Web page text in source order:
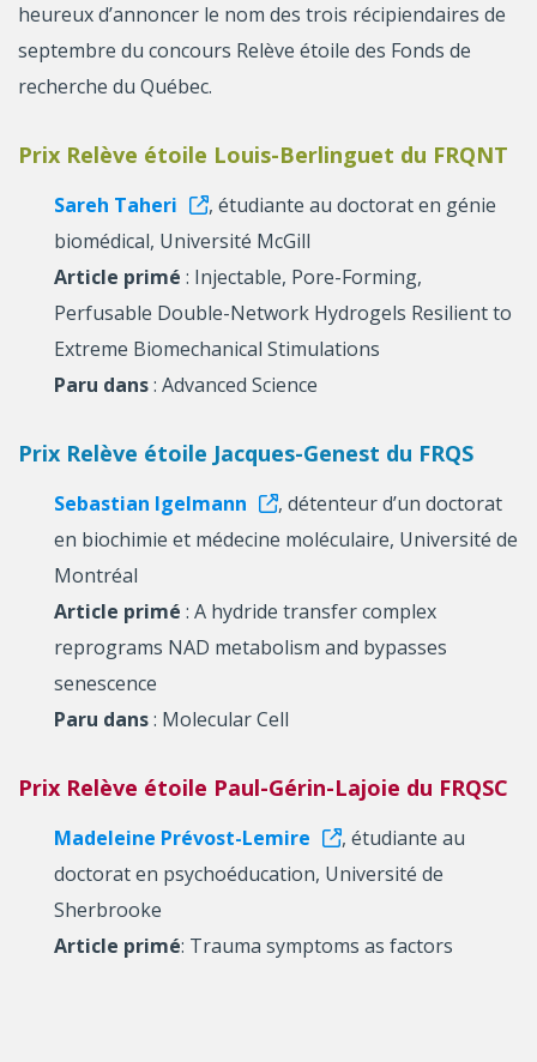
heureux d’annoncer le nom des trois récipiendaires de
septembre du concours Relève étoile des Fonds de
recherche du Québec.
Prix Relève étoile Louis-Berlinguet du FRQNT
Sareh Taheri
, étudiante au doctorat en génie
biomédical, Université McGill
Article primé : Injectable, Pore-Forming,
Perfusable Double-Network Hydrogels Resilient to
Extreme Biomechanical Stimulations
Paru dans: Advanced Science
Prix Relève étoile Jacques-Genest du FRQS
Sebastian Igelmann
, détenteur d’un doctorat
en biochimie et médecine moléculaire, Université de
Montréal
Article primé : A hydride transfer complex
reprograms NAD metabolism and bypasses
senescence
Paru dans: Molecular Cell
Prix Relève étoile Paul-Gérin-Lajoie du FRQSC
Madeleine Prévost-Lemire
, étudiante au
doctorat en psychoéducation, Université de
Sherbrooke
Article primé: Trauma symptoms as factors